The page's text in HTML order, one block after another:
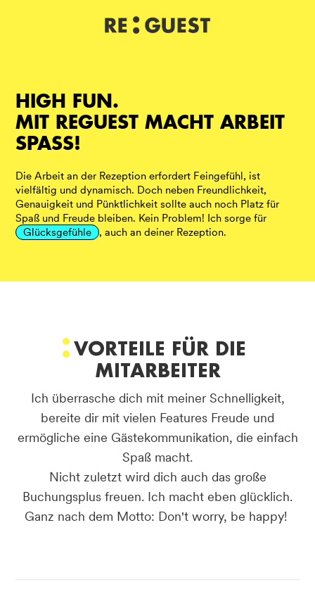
HIGH FUN.
MIT REGUEST MACHT ARBEIT
SPASS!
Die Arbeit an der Rezeption erfordert Feingefühl, ist
vielfältig und dynamisch. Doch neben Freundlichkeit,
Genauigkeit und Pünktlichkeit sollte auch noch Platz für
Spaß und Freude bleiben. Kein Problem! Ich sorge für
Glücksgefühle
, auch an deiner Rezeption.
VORTEILE FÜR DIE
MITARBEITER
Ich überrasche dich mit meiner Schnelligkeit,
bereite dir mit vielen Features Freude und
ermögliche eine Gästekommunikation, die einfach
Spaß macht.
Nicht zuletzt wird dich auch das große
Buchungsplus freuen. Ich macht eben glücklich.
Ganz nach dem Motto: Don't worry, be happy!